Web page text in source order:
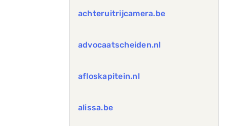
achteruitrijcamera.be
advocaatscheiden.nl
afloskapitein.nl
alissa.be